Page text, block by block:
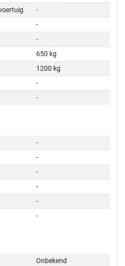
-
-
-
650 kg
1200 kg
-
-
-
-
-
-
-
-
Onbekend